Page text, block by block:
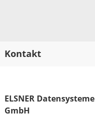
Kontakt
ELSNER Datensysteme
GmbH